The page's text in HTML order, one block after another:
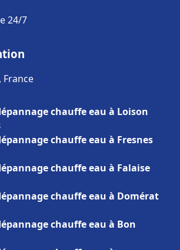
24/7
France
chauffe eau à Loison
chauffe eau à Fresnes
chauffe eau à Falaise
chauffe eau à Domérat
chauffe eau à Bon